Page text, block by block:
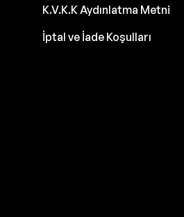
K.V.K.K Aydınlatma Metni
İptal ve İade Koşulları